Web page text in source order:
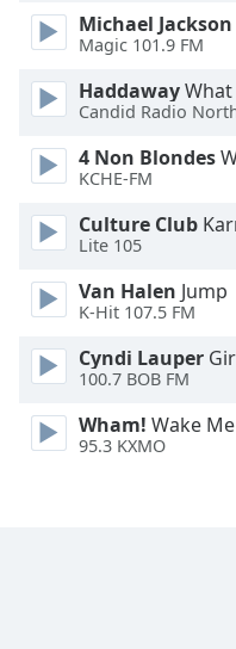
Font
Family
Done
Close
Dialog
dialog
window.
Michael Jackson
Magic 101.9 FM
HaddawayWhat
Candid Radio
4 Non Blondes
KCHE-FM
Culture Club
Lite 105
Van Halen Jump
K-Hit 107.5 FM
Cyndi Lauper
100.7 BOB FM
Wham! Wake
95.3 KXMO